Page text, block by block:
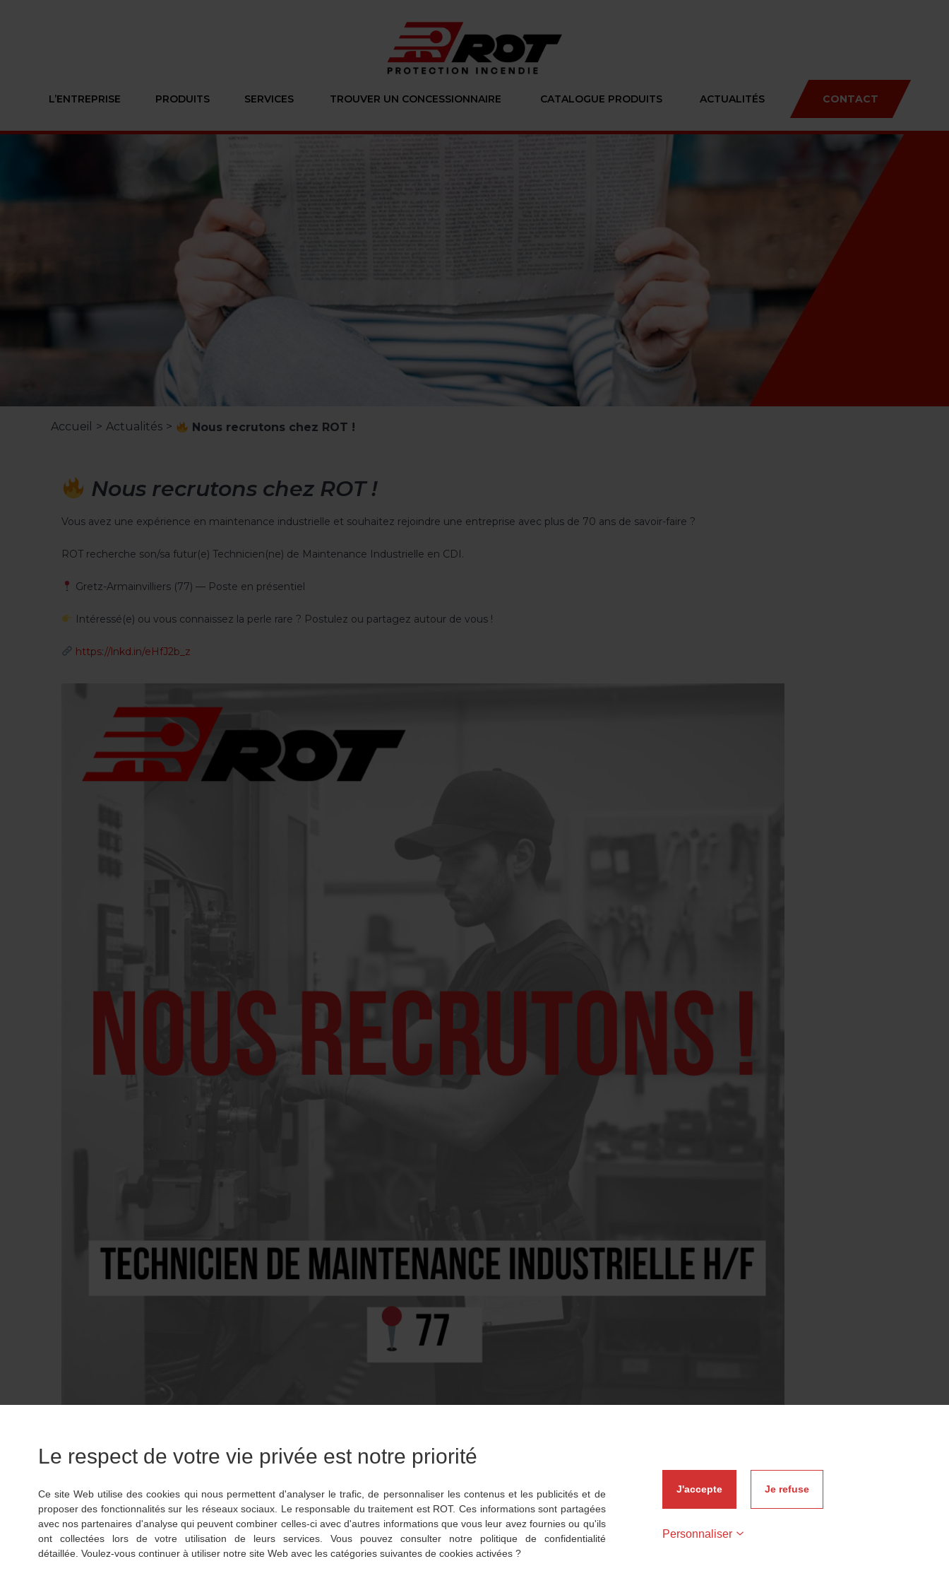
L’ENTREPRISE PRODUITS SERVICES TROUVER UN CONCESSIONNAIRE CATALOGUE PRODUITS ACTUALITÉS CONTACT
Accueil > Actualités > Nous recrutons chez ROT !
Nous recrutons chez ROT !
Vous avez une expérience en maintenance industrielle et souhaitez rejoindre une entreprise avec plus de 70 ans de savoir-faire ?
ROT recherche son/sa futur(e) Technicien(ne) de Maintenance Industrielle en CDI.
Gretz-Armainvilliers (77) — Poste en présentiel
Intéressé(e) ou vous connaissez la perle rare ? Postulez ou partagez autour de vous !
https://lnkd.in/eHfJ2b_z
Restons en contact !
Inscrivez-vous à notre newsletter et recevez
nos dernières nouveautés produits
Votre adresse email est uniquement utilisée pour vous envoyer les news de Rot. Vous
pouvez à tout moment utiliser le lien de désabonnement intégré dans la newsletter.
Voir notre politique de confidentialité.
Le respect de votre vie privée est notre priorité
Ce site Web utilise des cookies qui nous permettent d'analyser le trafic, de personnaliser les contenus et les publicités et de
proposer des fonctionnalités sur les réseaux sociaux. Le responsable du traitement est ROT. Ces informations sont partagées
avec nos partenaires d'analyse qui peuvent combiner celles-ci avec d'autres informations que vous leur avez fournies ou qu'ils
ont collectées lors de votre utilisation de leurs services. Vous pouvez consulter notre politique de confidentialité
détaillée. Voulez-vous continuer à utiliser notre site Web avec les catégories suivantes de cookies activées ?
J'accepte Je refuse
Personnaliser